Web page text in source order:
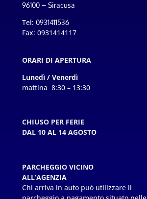
96100 – Siracusa
Tel: 0931411536
Fax: 0931414117
ORARI DI APERTURA
Lunedì / Venerdì
mattina 8:30 – 13:30
CHIUSO PER FERIE
DAL 10 AL 14 AGOSTO
PARCHEGGIO VICINO
ALL’AGENZIA
Chi arriva in auto può utilizzare il